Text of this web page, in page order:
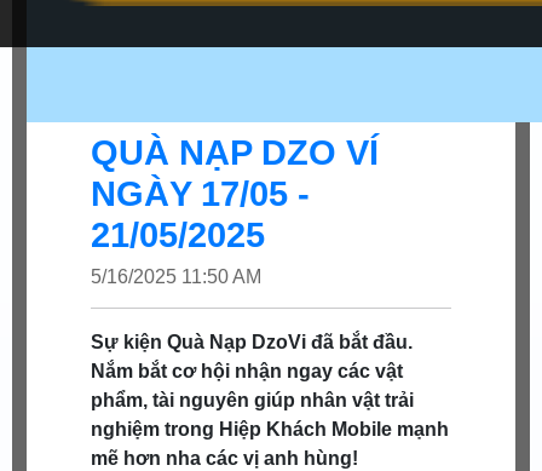
QUÀ NẠP DZO VÍ
NGÀY 17/05 -
21/05/2025
5/16/2025 11:50 AM
Sự kiện Quà Nạp DzoVi đã bắt đầu.
Nắm bắt cơ hội nhận ngay các vật
phẩm, tài nguyên giúp nhân vật trải
nghiệm trong Hiệp Khách Mobile mạnh
mẽ hơn nha các vị anh hùng!